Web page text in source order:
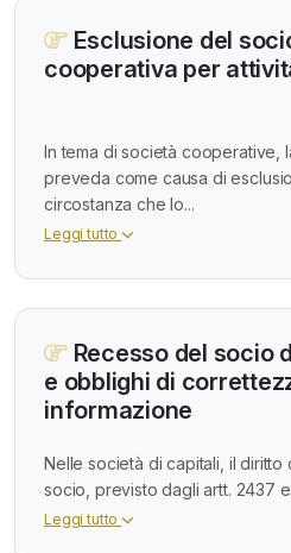
Esclusione del
cooperativa per
In tema di società cooperative,
preveda come causa di
circostanza che lo...
Leggi tutto
Recesso del socio
e obblighi di
informazione
Nelle società di capitali, il diritto
socio, previsto dagli artt. 2437
Leggi tutto